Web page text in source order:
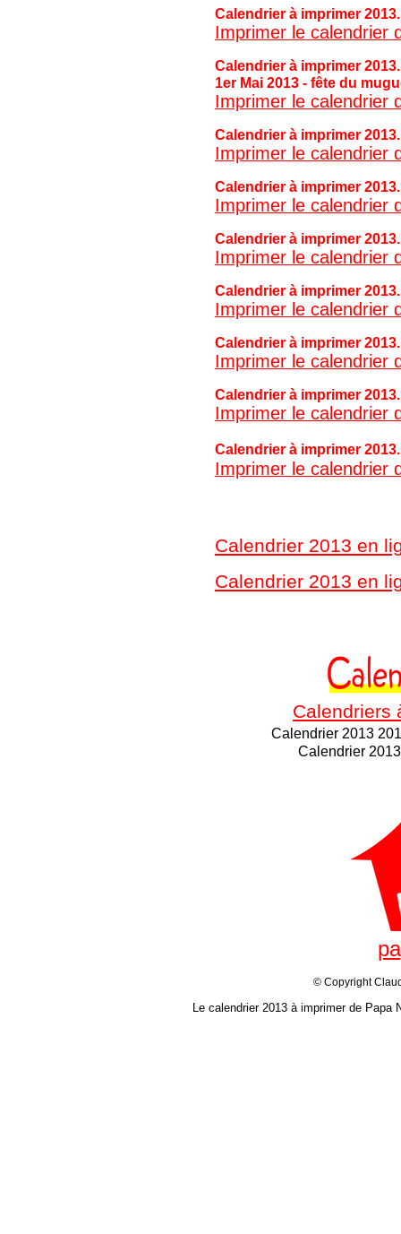
Calendrier à imprimer
Imprimer le calendrier
Calendrier à imprimer
1er Mai 2013 - fête du
Imprimer le calendrier
Calendrier à imprimer
Imprimer le calendrier
Calendrier à imprimer
Imprimer le calendrier
Calendrier à imprimer 2013
Imprimer le calendrier
Calendrier à imprimer
Imprimer le calendrier
Calendrier à imprimer
Imprimer le calendrier
Calendrier à imprimer 2013
Imprimer le calendrier
Calendrier à imprimer
Imprimer le calendrier
Calendrier 2013 en
Calendrier 2013 en
Calendriers
Calendrier 2013
Calendrier
© Copyright
Le calendrier 2013 à imprimer de Papa